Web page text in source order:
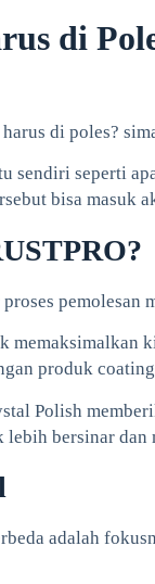
di
di poles?
sendiri seperti
bisa masuk
pemolesan
produk
Polish
bersinar dan
adalah